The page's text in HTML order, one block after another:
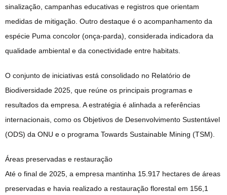
sinalização, campanhas educativas e registros que orientam
medidas de mitigação. Outro destaque é o acompanhamento da
espécie Puma concolor (onça-parda), considerada indicadora da
qualidade ambiental e da conectividade entre habitats.
O conjunto de iniciativas está consolidado no Relatório de
Biodiversidade 2025, que reúne os principais programas e
resultados da empresa. A estratégia é alinhada a referências
internacionais, como os Objetivos de Desenvolvimento Sustentável
(ODS) da ONU e o programa Towards Sustainable Mining (TSM).
Áreas preservadas e restauração
Até o final de 2025, a empresa mantinha 15.917 hectares de áreas
preservadas e havia realizado a restauração florestal em 156,1